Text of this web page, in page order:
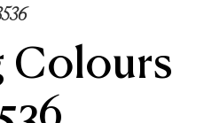
Colours